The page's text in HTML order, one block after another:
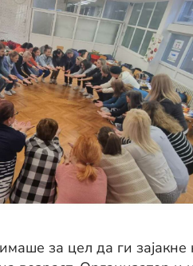
имаше за цел да ги